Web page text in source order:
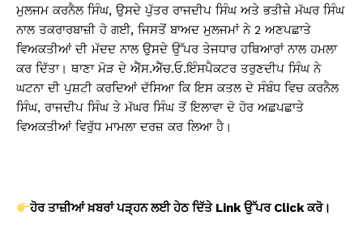
ਮੁਲਜਮ ਕਰਨੈਲ ਸਿੰਘ, ਉਸਦੇ ਪੁੱਤਰ ਰਾਜਦੀਪ ਸਿੰਘ ਅਤੇ ਭਤੀਜ਼ੇ ਮੱਘਰ ਸਿੰਘ
ਨਾਲ ਤਕਰਾਰਬਾਜ਼ੀ ਹੋ ਗਈ, ਜਿਸਤੋਂ ਬਾਅਦ ਮੁਲਜਮਾਂ ਨੇ 2 ਅਣਪਛਾਤੇ
ਵਿਅਕਤੀਆਂ ਦੀ ਮੱਦਦ ਨਾਲ ਉਸਦੇ ਉੱਪਰ ਤੇਜਧਾਰ ਹਥਿਆਰਾਂ ਨਾਲ ਹਮਲਾ
ਕਰ ਦਿੱਤਾ। ਥਾਣਾ ਮੋੜ ਦੇ ਐੱਸ.ਐੱਚ.ਓ.ਇੰਸਪੈਕਟਰ ਤਰੁਣਦੀਪ ਸਿੰਘ ਨੇ
ਘਟਨਾ ਦੀ ਪੁਸ਼ਟੀ ਕਰਦਿਆਂ ਦੱਸਿਆ ਕਿ ਇਸ ਕਤਲ ਦੇ ਸੰਬੰਧ ਵਿਚ ਕਰਨੈਲ
ਸਿੰਘ, ਰਾਜਦੀਪ ਸਿੰਘ ਤੇ ਮੱਘਰ ਸਿੰਘ ਤੋਂ ਇਲਾਵਾ ਦੋ ਹੋਰ ਅਛਪਛਾਤੇ
ਵਿਅਕਤੀਆਂ ਵਿਰੁੱਧ ਮਾਮਲਾ ਦਰਜ਼ ਕਰ ਲਿਆ ਹੈ।
ਹੋਰ ਤਾਜ਼ੀਆਂ ਖ਼ਬਰਾਂ ਪੜ੍ਹਨ ਲਈ ਹੇਠ ਦਿੱਤੇ Linkਉੱਪਰ Clickਕਰੋ।